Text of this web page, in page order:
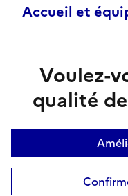
Accueil et
Voulez-
qualité